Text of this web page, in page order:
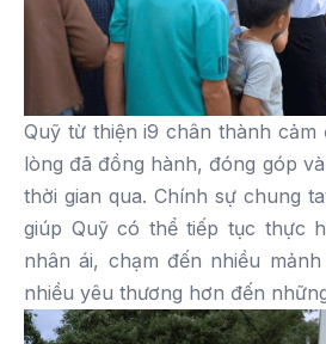
Quỹ từ thiện i9 chân thành cảm
lòng đã đồng hành, đóng góp
thời gian qua. Chính sự chung
giúp Quỹ có thể tiếp tục thực
nhân ái, chạm đến nhiều
nhiều yêu thương hơn đến